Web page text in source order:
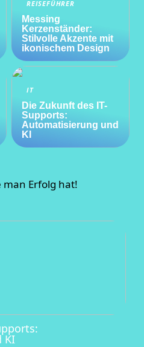
REISEFÜHRER
Messing
Kerzenständer:
Stilvolle Akzente mit
ikonischem Design
IT
Die Zukunft des IT-
Supports:
Automatisierung und
KI
man Erfolg hat!
KI